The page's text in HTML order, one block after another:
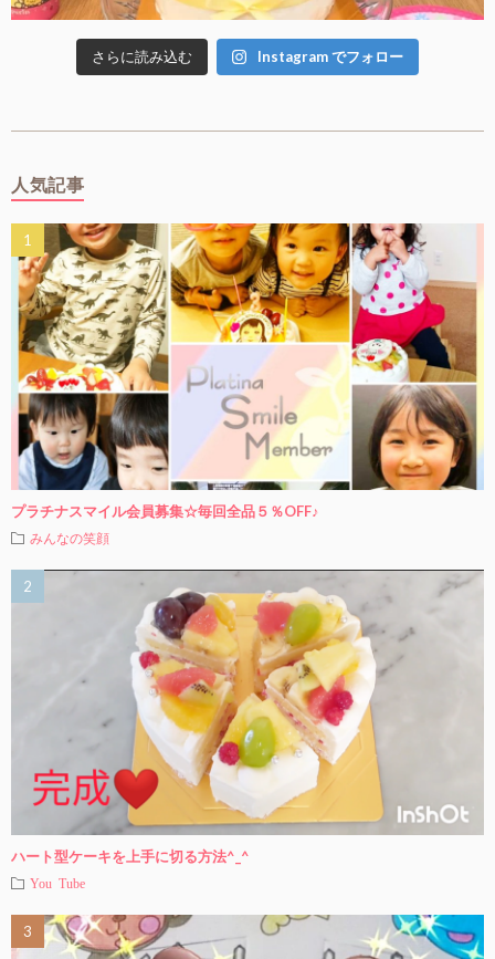
さらに読み込む Instagram でフォロー
人気記事
プラチナスマイル会員募集☆毎回全品５％OFF♪
みんなの笑顔
ハート型ケーキを上手に切る方法^_^
You Tube